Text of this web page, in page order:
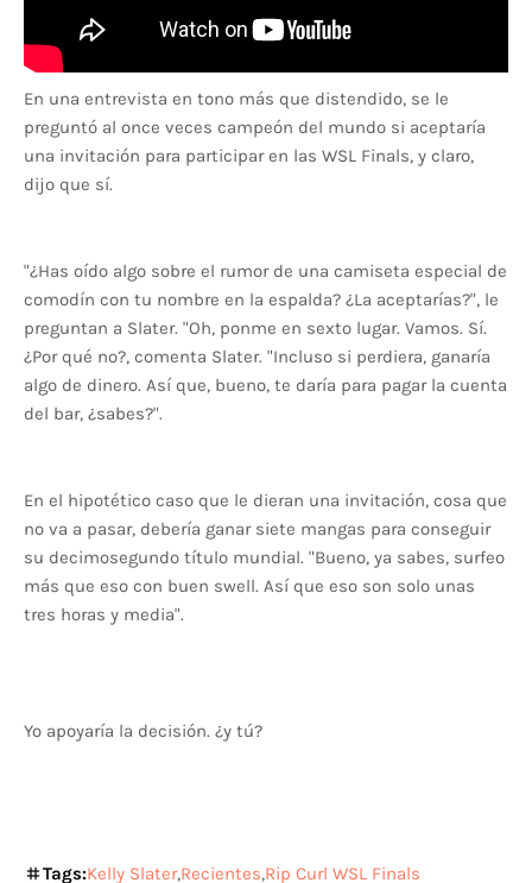
En una entrevista en tono más que distendido, se le
preguntó al once veces campeón del mundo si aceptaría
una invitación para participar en las WSL Finals, y claro,
dijo que sí.
"¿Has oído algo sobre el rumor de una camiseta especial de
comodín con tu nombre en la espalda? ¿La aceptarías?", le
preguntan a Slater. "Oh, ponme en sexto lugar. Vamos. Sí.
¿Por qué no?, comenta Slater. "Incluso si perdiera, ganaría
algo de dinero. Así que, bueno, te daría para pagar la cuenta
del bar, ¿sabes?".
En el hipotético caso que le dieran una invitación, cosa que
no va a pasar, debería ganar siete mangas para conseguir
su decimosegundo título mundial. "Bueno, ya sabes, surfeo
más que eso con buen swell. Así que eso son solo unas
tres horas y media".
Yo apoyaría la decisión. ¿y tú?
Tags:Kelly Slater Recientes Rip Curl WSL Finals